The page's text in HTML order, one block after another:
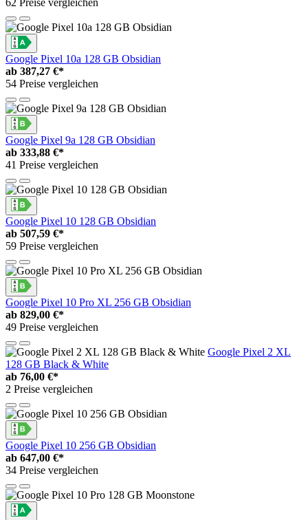
62 Preise vergleichen
Google Pixel 10a 128 GB Obsidian
ab 387,27 €*
54 Preise vergleichen
Google Pixel 9a 128 GB Obsidian
ab 333,88 €*
41 Preise vergleichen
Google Pixel 10 128 GB Obsidian
ab 507,59 €*
59 Preise vergleichen
Google Pixel 10 Pro XL 256 GB Obsidian
ab 829,00 €*
49 Preise vergleichen
Google Pixel 2 XL
128 GB Black & White
ab 76,00 €*
2 Preise vergleichen
Google Pixel 10 256 GB Obsidian
ab 647,00 €*
34 Preise vergleichen